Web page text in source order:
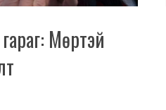
Мөртэй